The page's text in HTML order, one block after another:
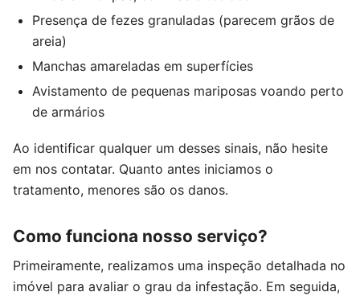
Presença de fezes granuladas (parecem grãos de
areia)
Manchas amareladas em superfícies
Avistamento de pequenas mariposas voando perto
de armários
Ao identificar qualquer um desses sinais, não hesite
em nos contatar. Quanto antes iniciamos o
tratamento, menores são os danos.
Como funciona nosso serviço?
Primeiramente, realizamos uma inspeção detalhada no
imóvel para avaliar o grau da infestação. Em seguida,